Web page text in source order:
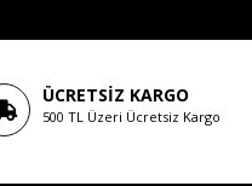
ÜCRETSIZ KARGO
500 TL Üzeri Ücretsiz Kargo